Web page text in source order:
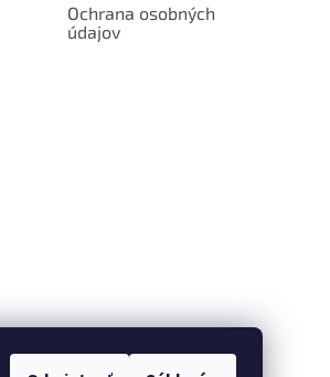
Ochrana osobných
údajov